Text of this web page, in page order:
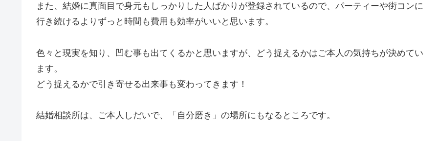
また、結婚に真面目で身元もしっかりした人ばかりが登録されているので、パーティーや街コンに
行き続けるよりずっと時間も費用も効率がいいと思います。
色々と現実を知り、凹む事も出てくるかと思いますが、どう捉えるかはご本人の気持ちが決めてい
ます。
どう捉えるかで引き寄せる出来事も変わってきます！
結婚相談所は、ご本人しだいで、「自分磨き」の場所にもなるところです。